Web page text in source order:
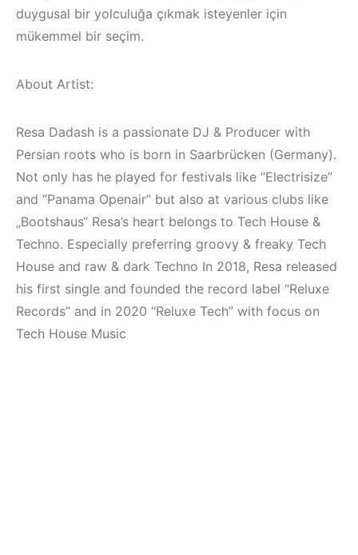
/
Müzik
2022 –
Techno,
HEMEN İNCELE
Akyaka /
Marmaris /
Kuşadası /
Elektronik Müzik
Mekanları 2022
(House, Techno,
Downtempo)
HEMEN İNCELE
duygusal bir yolculuğa çıkmak isteyenler için
mükemmel bir seçim.
About Artist:
Resa Dadash is a passionate DJ & Producer with
Persian roots who is born in Saarbrücken (Germany).
Not only has he played for festivals like “Electrisize”
and “Panama Openair” but also at various clubs like
„Bootshaus“ Resa’s heart belongs to Tech House &
Techno. Especially preferring groovy & freaky Tech
House and raw & dark Techno In 2018, Resa released
his first single and founded the record label “Reluxe
Records” and in 2020 “Reluxe Tech” with focus on
Tech House Music